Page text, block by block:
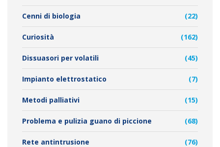
Cenni di biologia (22)
Curiosità (162)
Dissuasori per volatili (45)
Impianto elettrostatico (7)
Metodi palliativi (15)
Problema e pulizia guano di piccione (68)
Rete antintrusione (76)